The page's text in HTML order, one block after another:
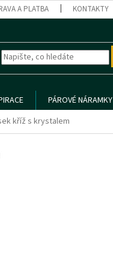
A PLATBA KONTAKTY
PÁROVÉ NÁRAMKY
kříž s krystalem